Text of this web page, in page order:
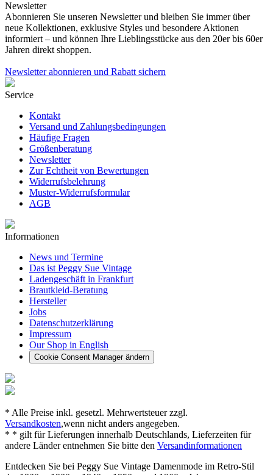
Newsletter
Abonnieren Sie unseren Newsletter und bleiben Sie immer über
neue Kollektionen, exklusive Styles und besondere Aktionen
informiert – und können Ihre Lieblingsstücke aus den 20er bis 60er
Jahren direkt shoppen.
Newsletter abonnieren und Rabatt sichern
Service
Kontakt
Versand und Zahlungsbedingungen
Häufige Fragen
Größenberatung
Newsletter
Zur Echtheit von Bewertungen
Widerrufsbelehrung
Muster-Widerrufsformular
AGB
Informationen
News und Termine
Das ist Peggy Sue Vintage
Ladengeschäft in Frankfurt
Brautkleid-Beratung
Hersteller
Jobs
Datenschutzerklärung
Impressum
Our Shop in English
Cookie Consent Manager ändern
* Alle Preise inkl. gesetzl. Mehrwertsteuer zzgl.
Versandkosten,wenn nicht anders angegeben.
* * gilt für Lieferungen innerhalb Deutschlands, Lieferzeiten für
andere Länder entnehmen Sie bitte den Versandinformationen
Entdecken Sie bei Peggy Sue Vintage Damenmode im Retro-Stil